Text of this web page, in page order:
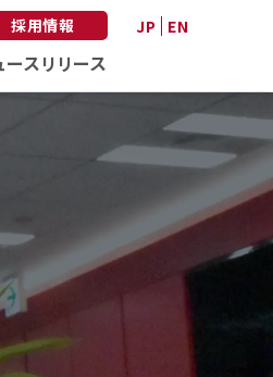
採用情報 JP EN
ースリリース